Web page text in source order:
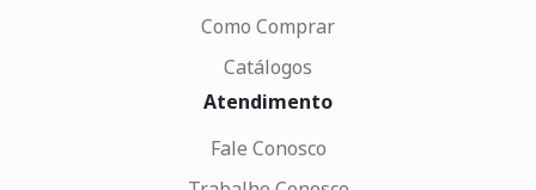
Como Comprar
Catálogos
Atendimento
Fale Conosco